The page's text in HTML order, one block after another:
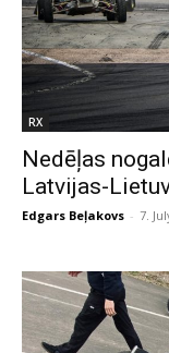
RX
Nedēļas
Latvijas-
Edgars Beļakovs - 7.